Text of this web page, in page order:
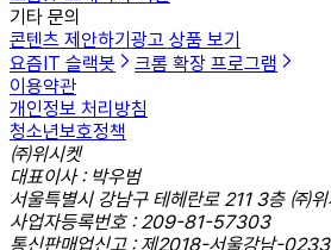
기타 문의
콘텐츠 제안하기 광고 상품 보기
요즘IT 슬랙봇
크롬 확장 프로그램
이용약관
개인정보 처리방침
청소년보호정책
㈜위시켓
대표이사 : 박우범
서울특별시 강남구 테헤란로 211 3층 ㈜위
사업자등록번호 : 209-81-57303
통신판매업신고 : 제2018-서울강남-